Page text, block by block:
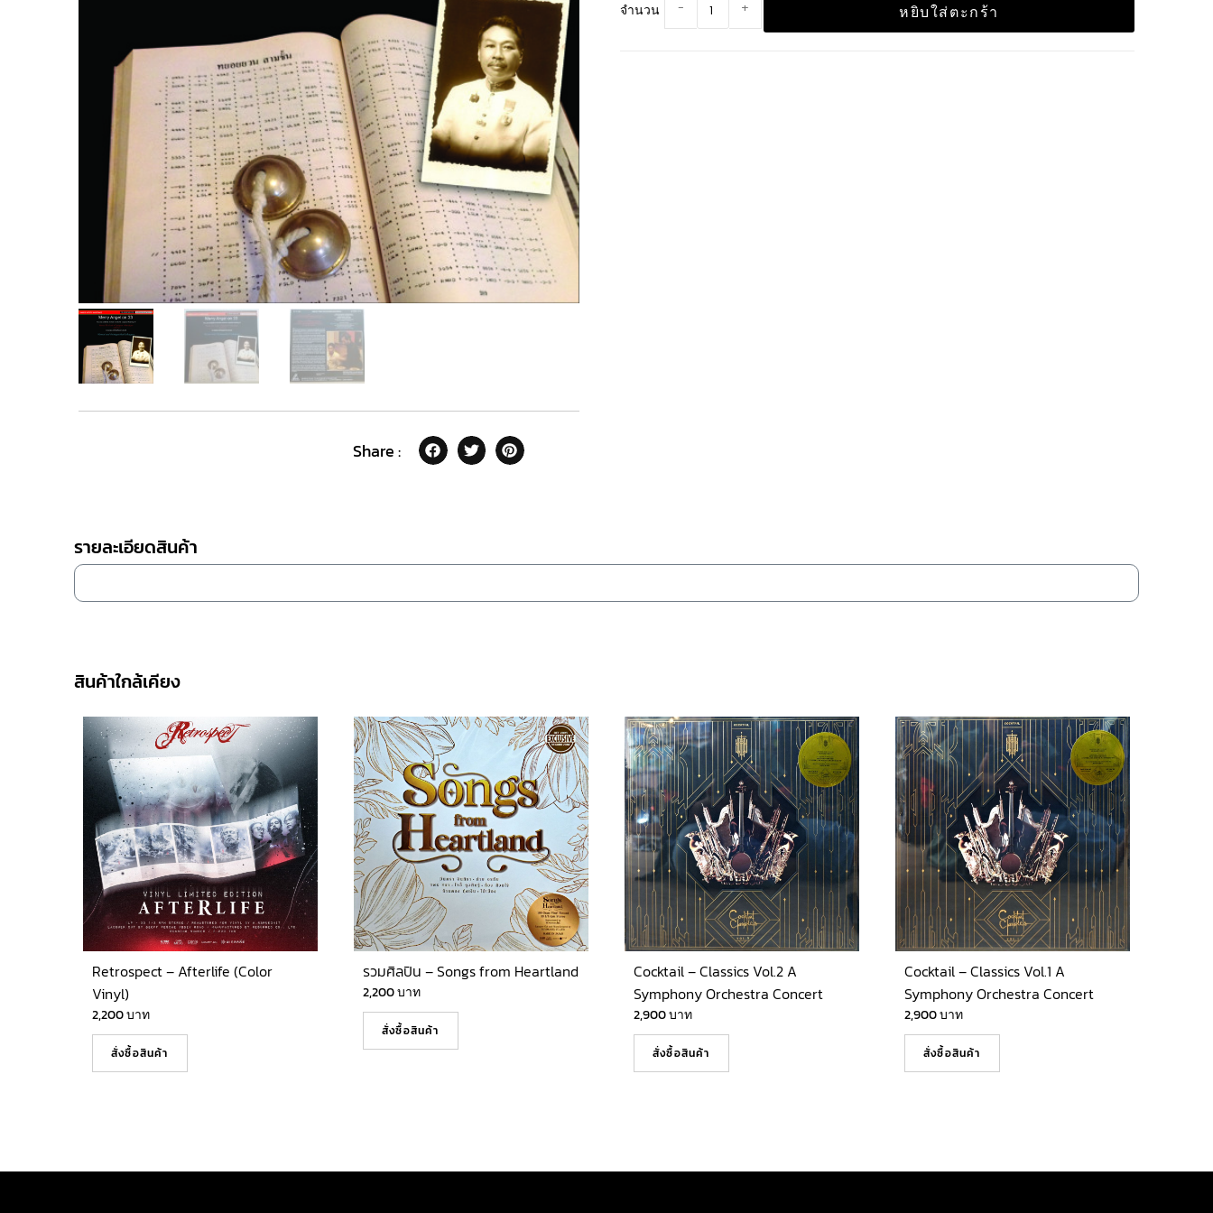
Share :
จำนวน - + หยิบใส่ตะกร้า
รายละเอียดสินค้า
สินค้าใกล้เคียง
Retrospect – Afterlife (Color
Vinyl)
2,200บาท
สั่งซื้อสินค้า
รวมศิลปิน – Songs from Heartland
2,200บาท
สั่งซื้อสินค้า
Cocktail – Classics Vol.2 A
Symphony Orchestra Concert
2,900บาท
สั่งซื้อสินค้า
Cocktail – Classics Vol.1 A
Symphony Orchestra Concert
2,900บาท
สั่งซื้อสินค้า